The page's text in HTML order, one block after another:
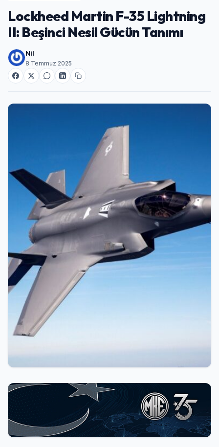
Lockheed Martin F-35 Lightning
II: Beşinci Nesil Gücün Tanımı
Nil
8 Temmuz 2025